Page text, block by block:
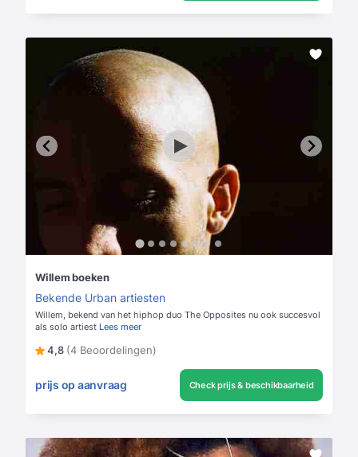
Willem boeken
Bekende Urban artiesten
Willem, bekend van het hiphop duo The Opposites nu ook succesvol
als solo artiest Lees meer
4,8 (4 Beoordelingen)
prijs op aanvraag Check prijs & beschikbaarheid